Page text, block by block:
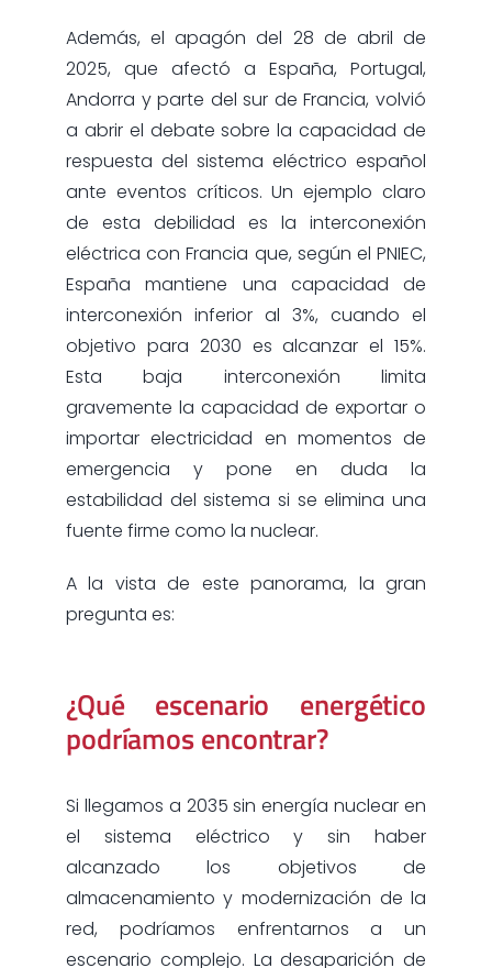
Además, el apagón del 28 de abril de
2025, que afectó a España, Portugal,
Andorra y parte del sur de Francia, volvió
a abrir el debate sobre la capacidad de
respuesta del sistema eléctrico español
ante eventos críticos. Un ejemplo claro
de esta debilidad es la interconexión
eléctrica con Francia que, según el PNIEC,
España mantiene una capacidad de
interconexión inferior al 3%, cuando el
objetivo para 2030 es alcanzar el 15%.
Esta baja interconexión limita
gravemente la capacidad de exportar o
importar electricidad en momentos de
emergencia y pone en duda la
estabilidad del sistema si se elimina una
fuente firme como la nuclear.
A la vista de este panorama, la gran
pregunta es:
¿Qué escenario energético
podríamos encontrar?
Si llegamos a 2035 sin energía nuclear en
el sistema eléctrico y sin haber
alcanzado los objetivos de
almacenamiento y modernización de la
red, podríamos enfrentarnos a un
escenario complejo. La desaparición de